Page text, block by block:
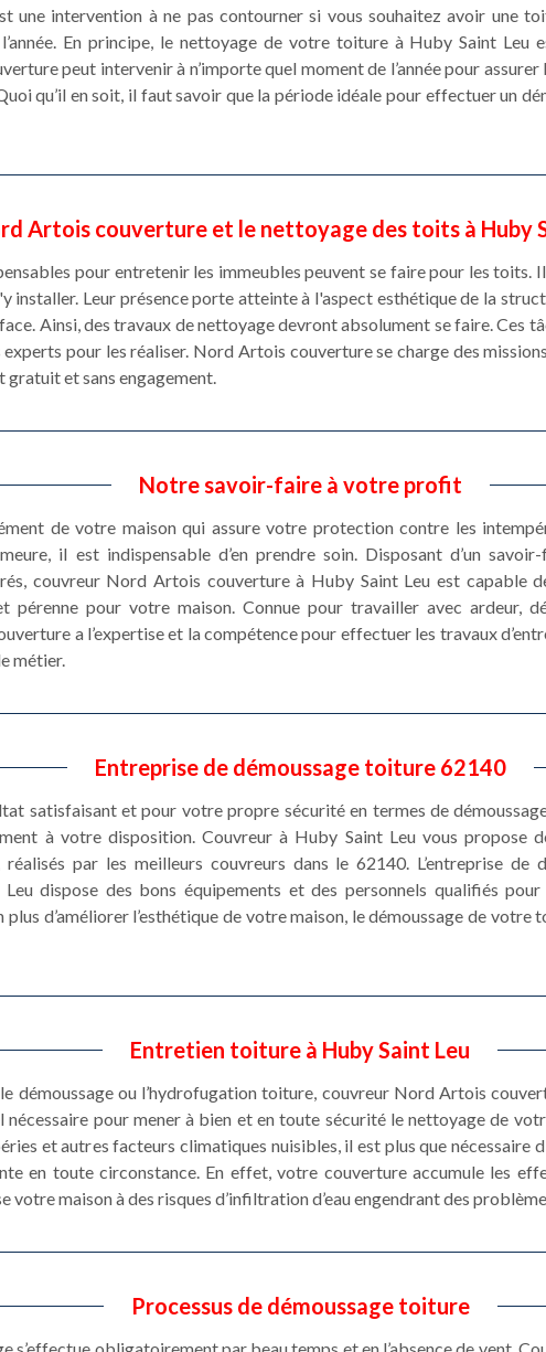
une intervention à ne pas contourner si vous souhaitez avoir une
En principe, le nettoyage de votre toiture à Huby Saint Leu
peut intervenir à n’importe quel moment de l’année pour
qu’il en soit, il faut savoir que la période idéale pour effectuer un
Artois couverture et le nettoyage des toits à Huby
pour entretenir les immeubles peuvent se faire pour les toits.
installer. Leur présence porte atteinte à l'aspect esthétique de la
Ainsi, des travaux de nettoyage devront absolument se faire. Ces
pour les réaliser. Nord Artois couverture se charge des
gratuit et sans engagement.
Notre savoir-faire à votre profit
de votre maison qui assure votre protection contre les
il est indispensable d’en prendre soin. Disposant d’un
couvreur Nord Artois couverture à Huby Saint Leu est capable
pérenne pour votre maison. Connue pour travailler avec ardeur,
a l’expertise et la compétence pour effectuer les travaux
métier.
Entreprise de démoussage toiture 62140
satisfaisant et pour votre propre sécurité en termes de
à votre disposition. Couvreur à Huby Saint Leu vous propose
par les meilleurs couvreurs dans le 62140. L’entreprise
dispose des bons équipements et des personnels qualifiés
plus d’améliorer l’esthétique de votre maison, le démoussage de
Entretien toiture à Huby Saint Leu
démoussage ou l’hydrofugation toiture, couvreur Nord Artois
pour mener à bien et en toute sécurité le nettoyage de
et autres facteurs climatiques nuisibles, il est plus que nécessaire
en toute circonstance. En effet, votre couverture accumule les
votre maison à des risques d’infiltration d’eau engendrant des
Processus de démoussage toiture